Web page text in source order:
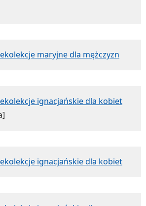
maryjne dla mężczyzn
ignacjańskie dla kobiet
ignacjańskie dla kobiet